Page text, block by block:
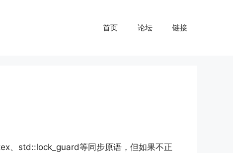
首页 论坛 链接
、std::lock_guard等同步原语，但如果不正